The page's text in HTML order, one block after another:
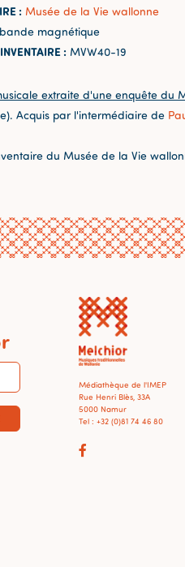
: Musée de la Vie wallonne
bande magnétique
: MVW40-19
extraite d'une enquête du
Acquis par l'intermédiaire de
du Musée de la Vie
Médiathèque de l'IMEP
Rue Henri Blès, 33A
5000 Namur
Tel : +32 (0)81 74 46 80